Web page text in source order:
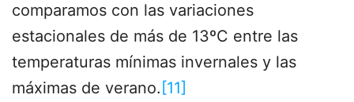
comparamos con las variaciones
estacionales de más de 13ºC entre las
temperaturas mínimas invernales y las
máximas de verano. [11]